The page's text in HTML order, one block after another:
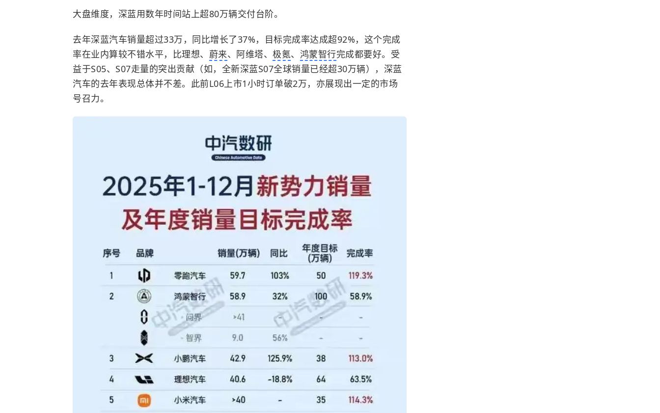
大盘维度，深蓝用数年时间站上超80万辆交付台阶。
去年深蓝汽车销量超过33万，同比增长了37%，目标完成率达成超92%，这个完成
率在业内算较不错水平，比理想、 蔚来、阿维塔、 极氪、 鸿蒙智行完成都要好。受
益于S05、S07走量的突出贡献（如，全新深蓝S07全球销量已经超30万辆），深蓝
汽车的去年表现总体并不差。此前L06上市1小时订单破2万，亦展现出一定的市场
号召力。